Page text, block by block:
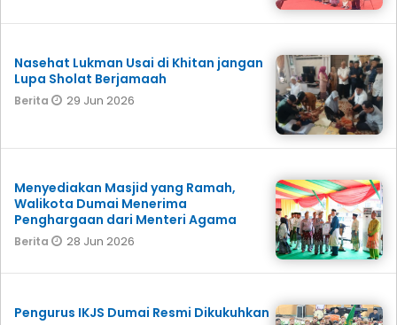
Nasehat Lukman Usai di Khitan jangan
Lupa Sholat Berjamaah
Berita 29 Jun 2026
Menyediakan Masjid yang Ramah,
Walikota Dumai Menerima
Penghargaan dari Menteri Agama
Berita 28 Jun 2026
Pengurus IKJS Dumai Resmi Dikukuhkan